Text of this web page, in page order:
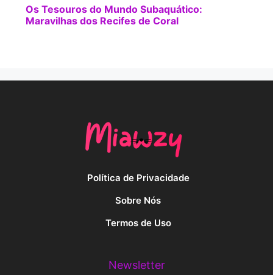
Os Tesouros do Mundo Subaquático:
Maravilhas dos Recifes de Coral
Política de Privacidade
Sobre Nós
Termos de Uso
Newsletter